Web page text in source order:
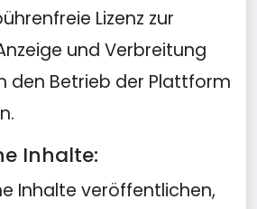
Lizenz zur
und Verbreitung
den Betrieb der Plattform
Inhalte:
Inhalte veröffentlichen,